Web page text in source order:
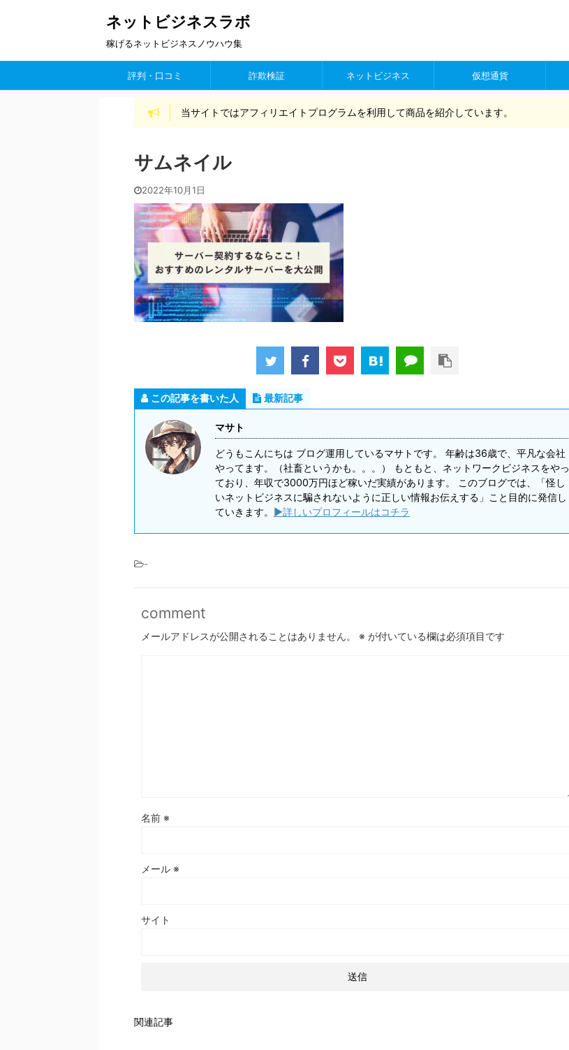
ネットビジネスラボ
稼げるネットビジネスノウハウ集
評判・口コミ 詐欺検証 ネットビジネス 仮想通貨
当サイトではアフィリエイトプログラムを利用して商品を紹介しています。
サムネイル
2022年10月1日
この記事を書いた人 最新記事
マサト
どうもこんにちは ブログ運用しているマサトです。 年齢は36歳で、平凡な会社
やってます。（社畜というかも。。。） もともと、ネットワークビジネスをやっ
ており、年収で3000万円ほど稼いだ実績があります。 このブログでは、「怪し
いネットビジネスに騙されないように正しい情報お伝えする」こと目的に発信し
ていきます。 ▶詳しいプロフィールはコチラ
-
comment
メールアドレスが公開されることはありません。 ※ が付いている欄は必須項目です
名前 ※
メール ※
サイト
関連記事